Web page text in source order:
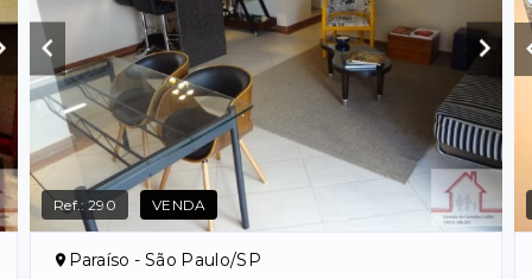
Ref.:290 VENDA
Paraíso - São Paulo/SP